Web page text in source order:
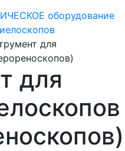
оборудование
для
для